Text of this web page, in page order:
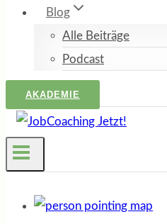
Blog
Alle Beiträge
Podcast
AKADEMIE